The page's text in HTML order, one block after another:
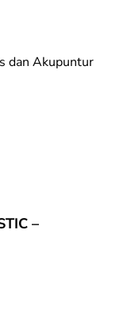
dan Akupuntur
–